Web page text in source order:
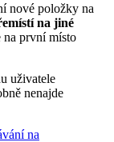
nové položky na
na jiné
na první místo
uživatele
nenajde
na